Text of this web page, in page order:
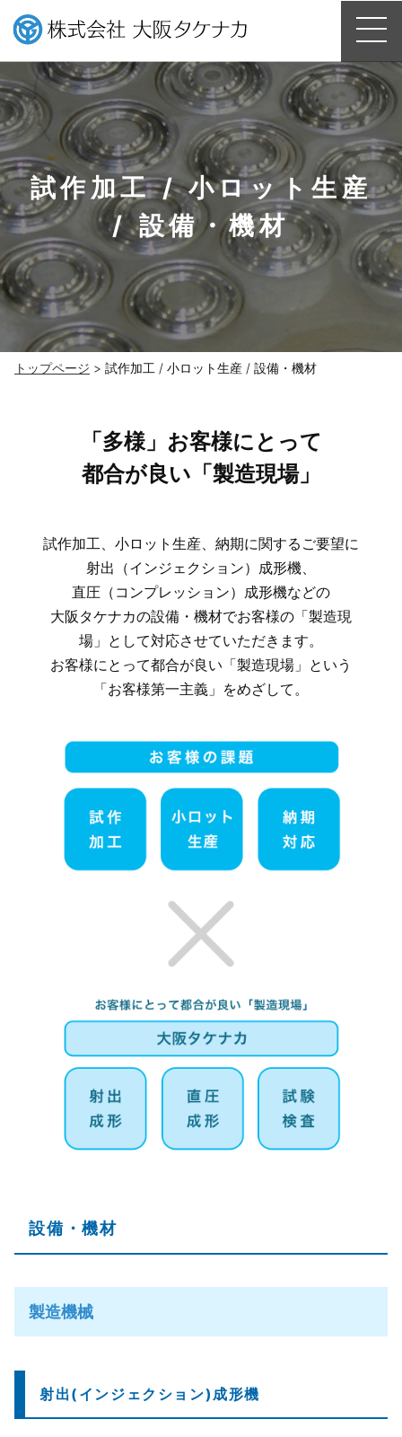
試作加工 / 小ロット生産
/ 設備・機材
トップページ > 試作加工 / 小ロット生産 / 設備・機材
「多様」お客様にとって
都合が良い「製造現場」
試作加工、小ロット生産、納期に関するご要望に
射出（インジェクション）成形機、
直圧（コンプレッション）成形機などの
大阪タケナカの設備・機材でお客様の「製造現
場」として対応させていただきます。
お客様にとって都合が良い「製造現場」という
「お客様第一主義」をめざして。
設備・機材
製造機械
射出(インジェクション)成形機